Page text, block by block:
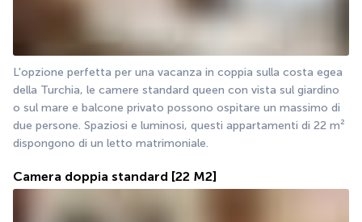
L'opzione perfetta per una vacanza in coppia sulla costa egea
della Turchia, le camere standard queen con vista sul giardino
o sul mare e balcone privato possono ospitare un massimo di
due persone. Spaziosi e luminosi, questi appartamenti di 22 m²
dispongono di un letto matrimoniale.
Camera doppia standard [22 M2]